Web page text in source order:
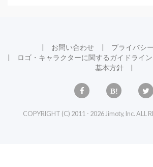
お問い合わせ
プライバシ
ロゴ・キャラクターに関するガイドライン
基本方針
COPYRIGHT (C) 2011 - 2026 Jimoty, Inc. ALL